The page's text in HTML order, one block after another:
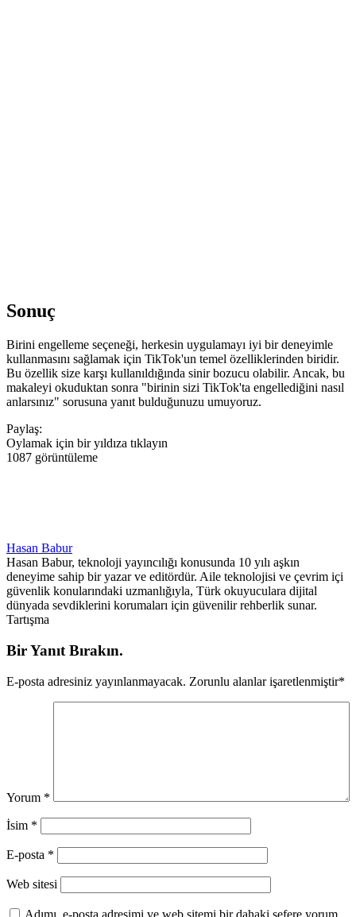
Sonuç
Birini engelleme seçeneği, herkesin uygulamayı iyi bir deneyimle
kullanmasını sağlamak için TikTok'un temel özelliklerinden biridir.
Bu özellik size karşı kullanıldığında sinir bozucu olabilir. Ancak, bu
makaleyi okuduktan sonra "birinin sizi TikTok'ta engellediğini nasıl
anlarsınız" sorusuna yanıt bulduğunuzu umuyoruz.
Paylaş:
Oylamak için bir yıldıza tıklayın
1087 görüntüleme
Hasan Babur
Hasan Babur, teknoloji yayıncılığı konusunda 10 yılı aşkın
deneyime sahip bir yazar ve editördür. Aile teknolojisi ve çevrim içi
güvenlik konularındaki uzmanlığıyla, Türk okuyuculara dijital
dünyada sevdiklerini korumaları için güvenilir rehberlik sunar.
Tartışma
Bir Yanıt Bırakın.
E-posta adresiniz yayınlanmayacak. Zorunlu alanlar işaretlenmiştir*
Yorum *
İsim *
E-posta *
Web sitesi
Adımı, e-posta adresimi ve web sitemi bir dahaki sefere yorum